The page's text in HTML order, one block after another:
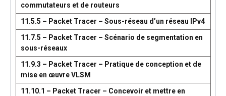
commutateurs et de routeurs
11.5.5 – Packet Tracer – Sous-réseau d’un réseau IPv4
11.7.5 – Packet Tracer – Scénario de segmentation en
sous-réseaux
11.9.3 – Packet Tracer – Pratique de conception et de
mise en œuvre VLSM
11.10.1 – Packet Tracer – Concevoir et mettre en